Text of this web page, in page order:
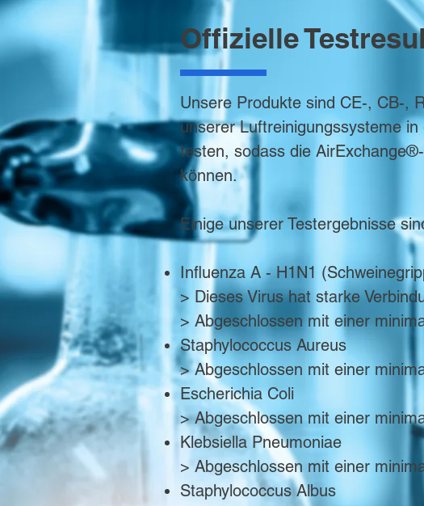
Offizielle
Unsere Produkte sind CE-, CB-,
unserer Luftreinigungssysteme
testen, sodass die
können.
Einige unserer Testergebnisse
Influenza A - H1N1
> Dieses Virus hat starke
> Abgeschlossen mit einer
Staphylococcus Aureus
> Abgeschlossen mit einer
Escherichia Coli
> Abgeschlossen mit einer
Klebsiella Pneumoniae
> Abgeschlossen mit einer
Staphylococcus Albus